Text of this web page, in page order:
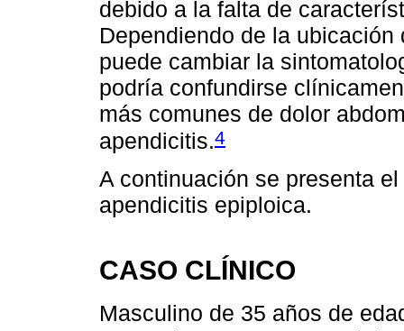
debido a la falta de
Dependiendo de la
puede cambiar la
podría confundirse
más comunes de dolor
apendicitis.4
A continuación se presenta
apendicitis epiploica.
CASO CLÍNICO
Masculino de 35 años de